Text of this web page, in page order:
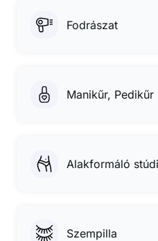
Fodrászat
Manikűr, Pedikűr
Alakformáló
Szempilla